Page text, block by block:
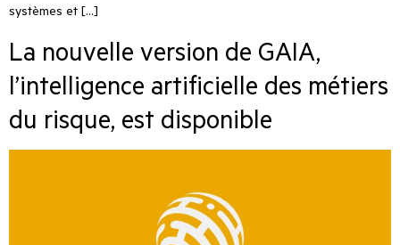
systèmes et […]
La nouvelle version de GAIA,
l’intelligence artificielle des métiers
du risque, est disponible